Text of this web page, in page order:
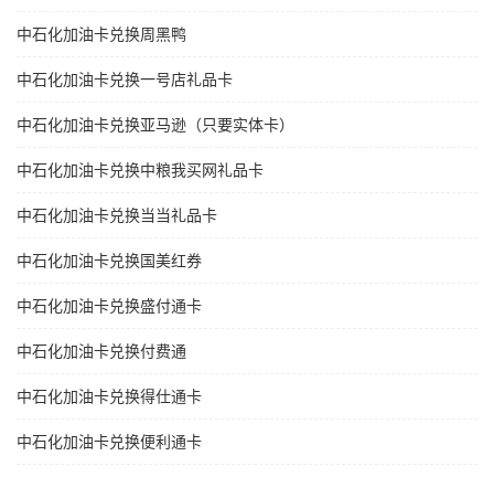
中石化加油卡兑换周黑鸭
中石化加油卡兑换一号店礼品卡
中石化加油卡兑换亚马逊（只要实体卡）
中石化加油卡兑换中粮我买网礼品卡
中石化加油卡兑换当当礼品卡
中石化加油卡兑换国美红券
中石化加油卡兑换盛付通卡
中石化加油卡兑换付费通
中石化加油卡兑换得仕通卡
中石化加油卡兑换便利通卡